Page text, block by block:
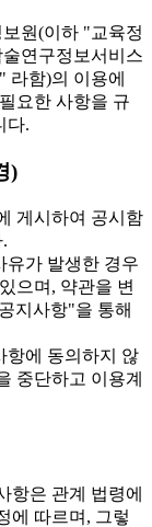
원(이하 "교육정
연구정보서비스
라함)의 이용에
요한 사항을 규
다.
)
게시하여 공시함
가 발생한 경우
으며, 약관을 변
지사항"을 통해
에 동의하지 않
중단하고 이용계
항은 관계 법령에
에 따르며, 그렇